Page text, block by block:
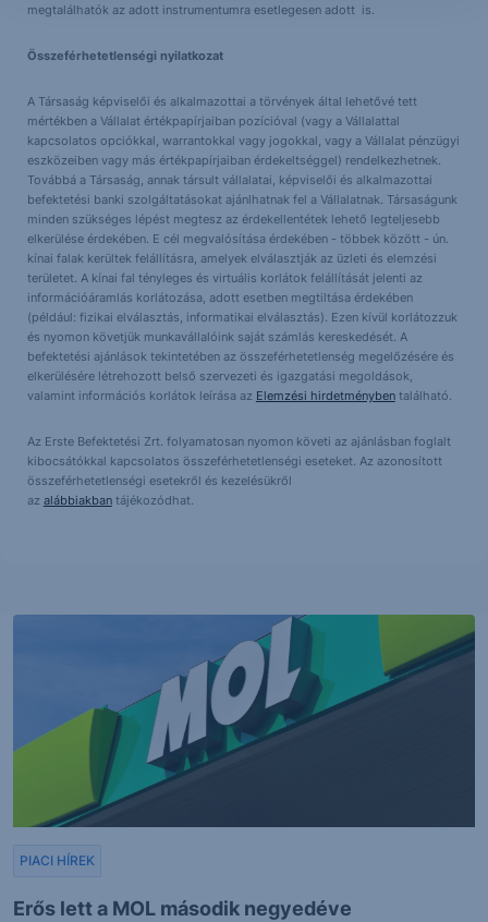
megtalálhatók az adott instrumentumra esetlegesen adott is.
Összeférhetetlenségi nyilatkozat
A Társaság képviselői és alkalmazottai a törvények által lehetővé tett
mértékben a Vállalat értékpapírjaiban pozícióval (vagy a Vállalattal
kapcsolatos opciókkal, warrantokkal vagy jogokkal, vagy a Vállalat pénzügyi
eszközeiben vagy más értékpapírjaiban érdekeltséggel) rendelkezhetnek.
Továbbá a Társaság, annak társult vállalatai, képviselői és alkalmazottai
befektetési banki szolgáltatásokat ajánlhatnak fel a Vállalatnak. Társaságunk
minden szükséges lépést megtesz az érdekellentétek lehető legteljesebb
elkerülése érdekében. E cél megvalósítása érdekében - többek között - ún.
kínai falak kerültek felállításra, amelyek elválasztják az üzleti és elemzési
területet. A kínai fal tényleges és virtuális korlátok felállítását jelenti az
információáramlás korlátozása, adott esetben megtiltása érdekében
(például: fizikai elválasztás, informatikai elválasztás). Ezen kívül korlátozzuk
és nyomon követjük munkavállalóink saját számlás kereskedését. A
befektetési ajánlások tekintetében az összeférhetetlenség megelőzésére és
elkerülésére létrehozott belső szervezeti és igazgatási megoldások,
valamint információs korlátok leírása az Elemzési hirdetménybentalálható.
Az Erste Befektetési Zrt. folyamatosan nyomon követi az ajánlásban foglalt
kibocsátókkal kapcsolatos összeférhetetlenségi eseteket. Az azonosított
összeférhetetlenségi esetekről és kezelésükről
az alábbiakbantájékozódhat.
Erős lett a MOL második negyedéve
PIACI HÍREK